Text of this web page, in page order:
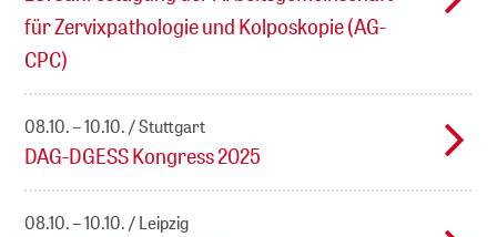
für Zervixpathologie und Kolposkopie (AG-
CPC)
08.10. – 10.10. Stuttgart
DAG-DGESS Kongress 2025
08.10. – 10.10. Leipzig